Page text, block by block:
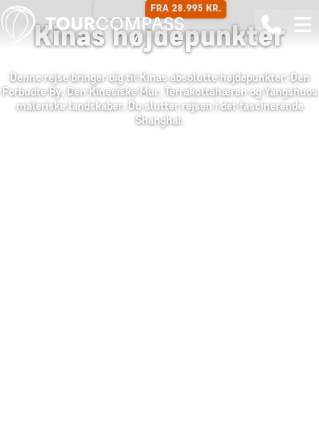
FRA 28.995 KR.
Kinas højdepunkter
Denne rejse bringer dig til Kinas absolutte højdepunkter: Den
Forbudte By, Den Kinesiske Mur, Terrakottahæren og Yangshuos
maleriske landskaber. Du slutter rejsen i det fascinerende
Shanghai.